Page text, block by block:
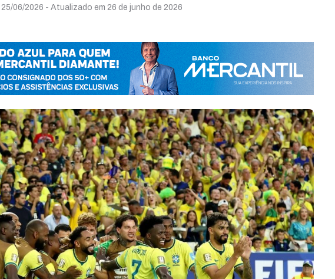
25/06/2026 - Atualizado em 26 de junho de 2026